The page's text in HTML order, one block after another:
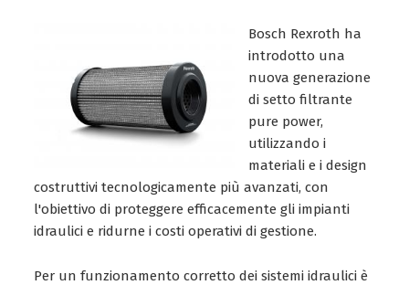
Bosch Rexroth ha
introdotto una
nuova generazione
di setto filtrante
pure power,
utilizzando i
materiali e i design
costruttivi tecnologicamente più avanzati, con
l'obiettivo di proteggere efficacemente gli impianti
idraulici e ridurne i costi operativi di gestione.
Per un funzionamento corretto dei sistemi idraulici è